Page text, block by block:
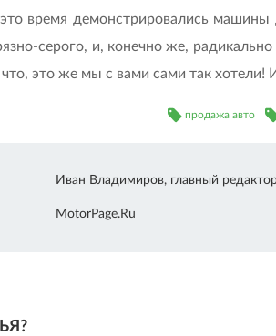
время демонстрировались машины
серого, и, конечно же,
это же мы с вами сами так хотели!
продажа авто
Иван Владимиров, главный
MotorPage.Ru